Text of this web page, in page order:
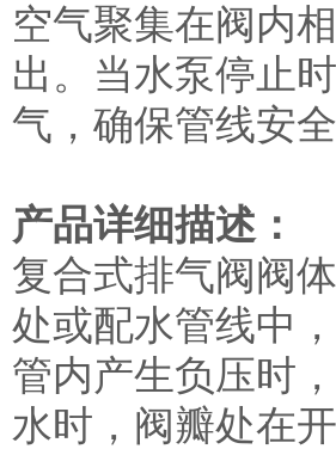
空气聚集在阀内
出。当水泵停止
气，确保管线安全
产品详细描述：
复合式排气阀阀
处或配水管线中
管内产生负压时
水时，阀瓣处在